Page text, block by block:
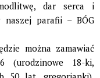
dar serca i
naszej parafii – BÓG
można zamawiać
(urodzinowe 18-ki,